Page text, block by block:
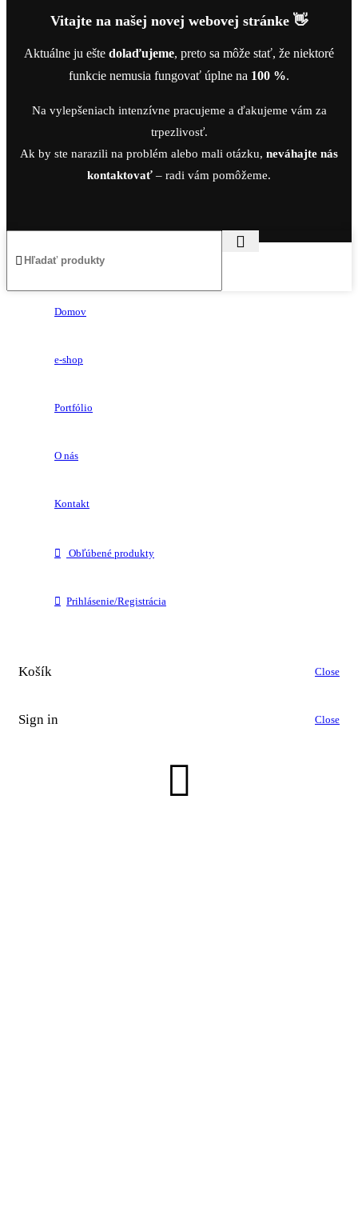
Vitajte na našej novej webovej stránke 👋
Aktuálne ju ešte dolaďujeme, preto sa môže stať, že niektoré
funkcie nemusia fungovať úplne na 100 %.
Na vylepšeniach intenzívne pracujeme a ďakujeme vám za
trpezlivosť.
Ak by ste narazili na problém alebo mali otázku, neváhajte nás
kontaktovať – radi vám pomôžeme.
Domov
e-shop
Portfólio
O nás
Kontakt
Obľúbené produkty
Prihlásenie/Registrácia
Košík Close
Sign in Close